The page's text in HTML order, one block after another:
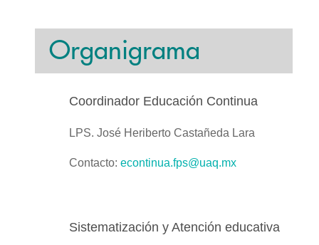
Organigrama
Coordinador Educación Continua
LPS. José Heriberto Castañeda Lara
Contacto: econtinua.fps@uaq.mx
Sistematización y Atención educativa